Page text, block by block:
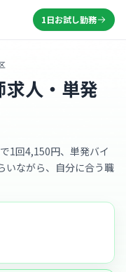
1日お試し勤務
人・単発
1回4,150円、単発バイ
いながら、自分に合う職